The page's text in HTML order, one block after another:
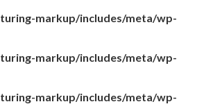
markup/includes/meta/wp-
markup/includes/meta/wp-
markup/includes/meta/wp-